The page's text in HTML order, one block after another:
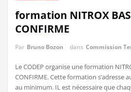
formation NITROX
CONFIRME
Par Bruno Bozon dans Commission
Le CODEP organise une formation
CONFIRME. Cette formation s’adresse
au minimum. IL est nécessaire que